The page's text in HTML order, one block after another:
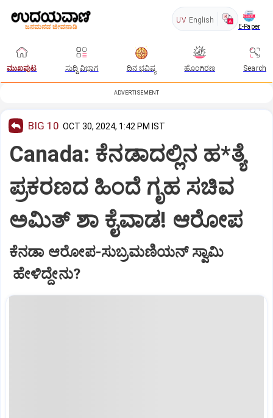
UV English
E-Paper
ಮುಖಪುಟ ಸುದ್ದಿ ವಿಭಾಗ ದಿನ ಭವಿಷ್ಯ ಹೊಂಗಿರಣ Search
ADVERTISEMENT
BIG 10 OCT 30, 2024, 1:42 PM IST
Canada: ಕೆನಡಾದಲ್ಲಿನ ಹ*ತ್ಯೆ
ಪ್ರಕರಣದ ಹಿಂದೆ ಗೃಹ ಸಚಿವ
ಅಮಿತ್‌ ಶಾ ಕೈವಾಡ! ಆರೋಪ
ಕೆನಡಾ ಆರೋಪ-ಸುಬ್ರಮಣಿಯನ್‌ ಸ್ವಾಮಿ
ಹೇಳಿದ್ದೇನು?